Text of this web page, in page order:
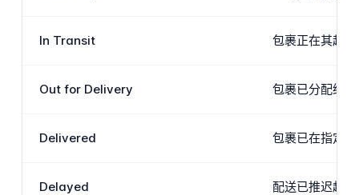
In Transit 包裹正在其起
Out for Delivery 包裹已分配给
Delivered 包裹已在指定
Delayed 配送已推迟超